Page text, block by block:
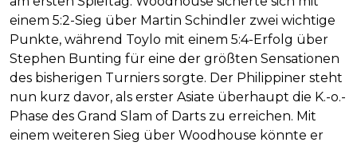
einem 5:2-Sieg über Martin Schindler zwei wichtige
Punkte, während Toylo mit einem 5:4-Erfolg über
Stephen Bunting für eine der größten Sensationen
des bisherigen Turniers sorgte. Der Philippiner steht
nun kurz davor, als erster Asiate überhaupt die K.-o.-
Phase des Grand Slam of Darts zu erreichen. Mit
einem weiteren Sieg über Woodhouse könnte er